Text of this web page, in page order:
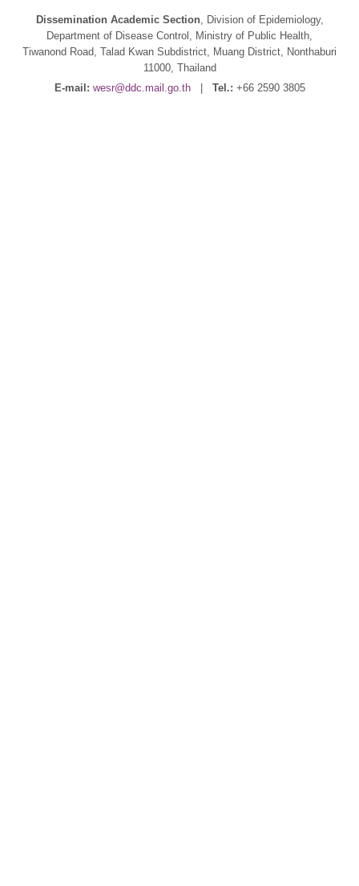
Dissemination Academic Section, Division of Epidemiology,
Department of Disease Control, Ministry of Public Health,
Tiwanond Road, Talad Kwan Subdistrict, Muang District, Nonthaburi
11000, Thailand
E-mail: wesr@ddc.mail.go.th| Tel.: +66 2590 3805